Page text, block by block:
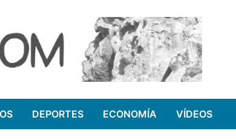
DEPORTES ECONOMÍA VÍDEOS